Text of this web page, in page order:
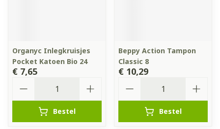
Organyc Inlegkruisjes
Pocket Katoen Bio 24
€ 7,65
Bestel
Beppy Action Tampon
Classic 8
€ 10,29
Bestel